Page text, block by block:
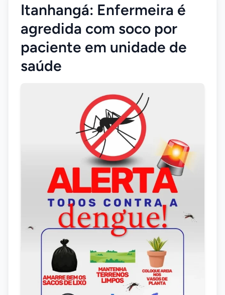
Itanhangá: Enfermeira é
agredida com soco por
paciente em unidade de
saúde